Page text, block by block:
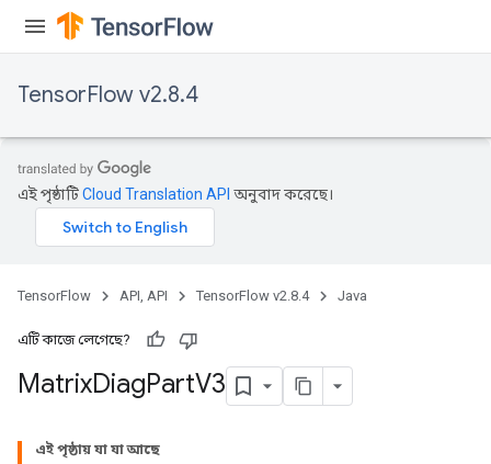
TensorFlow v2.8.4
এই পৃষ্ঠাটিCloud Translation API অনুবাদ করেছে।
TensorFlow API, API TensorFlow v2.8.4 Java
এটি কাজে লেগেছে?
MatrixDiagPartV3
এই পৃষ্ঠায় যা যা আছে